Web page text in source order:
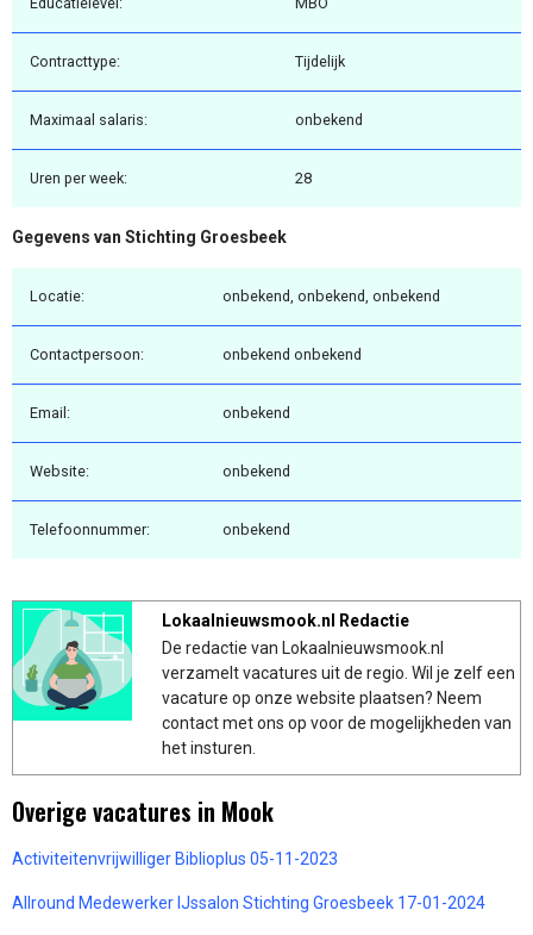
Contracttype: Tijdelijk
Maximaal salaris: onbekend
Uren per week: 28
Gegevens van Stichting Groesbeek
Locatie: onbekend, onbekend, onbekend
Contactpersoon: onbekend onbekend
Email: onbekend
Website: onbekend
Telefoonnummer: onbekend
Lokaalnieuwsmook.nl Redactie
De redactie van Lokaalnieuwsmook.nl
verzamelt vacatures uit de regio. Wil je zelf een
vacature op onze website plaatsen? Neem
contact met ons op voor de mogelijkheden van
het insturen.
Overige vacatures in Mook
Activiteitenvrijwilliger Biblioplus 05-11-2023
Allround Medewerker IJssalon Stichting Groesbeek 17-01-2024